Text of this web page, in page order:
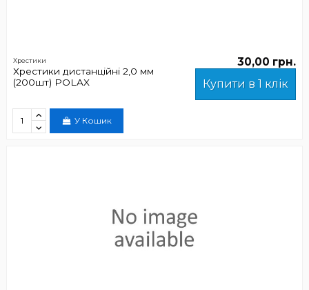
Хрестики
Хрестики дистанційні 2,0 мм
(200шт) POLAX
30,00 грн.
Купити в 1 клік
У Кошик